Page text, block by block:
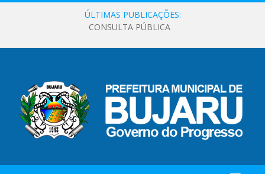
ÚLTIMAS PUBLICAÇÕES:
CONSULTA PÚBLICA